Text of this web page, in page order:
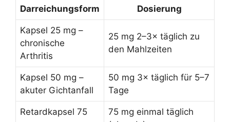
Darreichungsform Dosierung
Kapsel 25 mg –
chronische
Arthritis
25 mg 2–3× täglich zu
den Mahlzeiten
Kapsel 50 mg –
akuter Gichtanfall
50 mg 3× täglich für 5–7
Tage
Retardkapsel 75
75 mg einmal täglich